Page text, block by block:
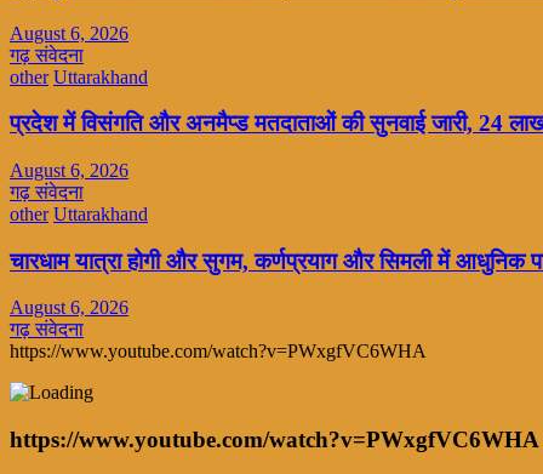
August 6, 2026
गढ़ संवेदना
other Uttarakhand
प्रदेश में विसंगति और अनमैप्ड मतदाताओं की सुनवाई जारी, 24
August 6, 2026
गढ़ संवेदना
other Uttarakhand
चारधाम यात्रा होगी और सुगम, कर्णप्रयाग और सिमली में आधुनिक
August 6, 2026
गढ़ संवेदना
https://www.youtube.com/watch?v=PWxgfVC6WHA
https://www.youtube.com/watch?v=PWxgfVC6WHA